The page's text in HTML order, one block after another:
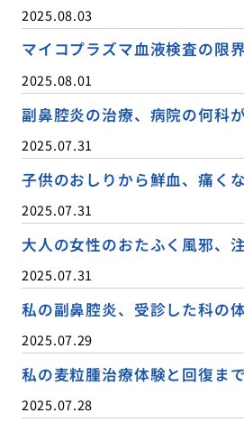
2025.08.03
マイコプラズマ血液検査の限
2025.08.01
副鼻腔炎の治療、病院の何科
2025.07.31
子供のおしりから鮮血、痛く
2025.07.31
大人の女性のおたふく風邪、
2025.07.31
私の副鼻腔炎、受診した科の
2025.07.29
私の麦粒腫治療体験と回復まで
2025.07.28